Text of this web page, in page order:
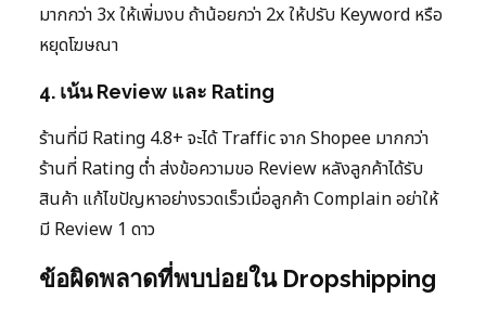
มากกว่า 3x ให้เพิ่มงบ ถ้าน้อยกว่า 2x ให้ปรับ Keyword หรือ
หยุดโฆษณา
4. เน้น Review และ Rating
ร้านที่มี Rating 4.8+ จะได้ Traffic จาก Shopee มากกว่า
ร้านที่ Rating ต่ำ ส่งข้อความขอ Review หลังลูกค้าได้รับ
สินค้า แก้ไขปัญหาอย่างรวดเร็วเมื่อลูกค้า Complain อย่าให้
มี Review 1 ดาว
ข้อผิดพลาดที่พบบ่อยใน Dropshipping